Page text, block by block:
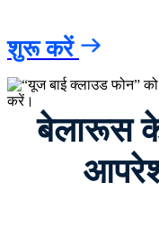
शुरू करें
बेलारूस के